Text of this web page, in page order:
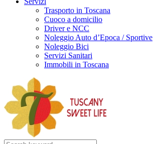
Trasporto in Toscana
Cuoco a domicilio
Driver e NCC
Noleggio Auto d’Epoca / Sportive
Noleggio Bici
Servizi Sanitari
Immobili in Toscana